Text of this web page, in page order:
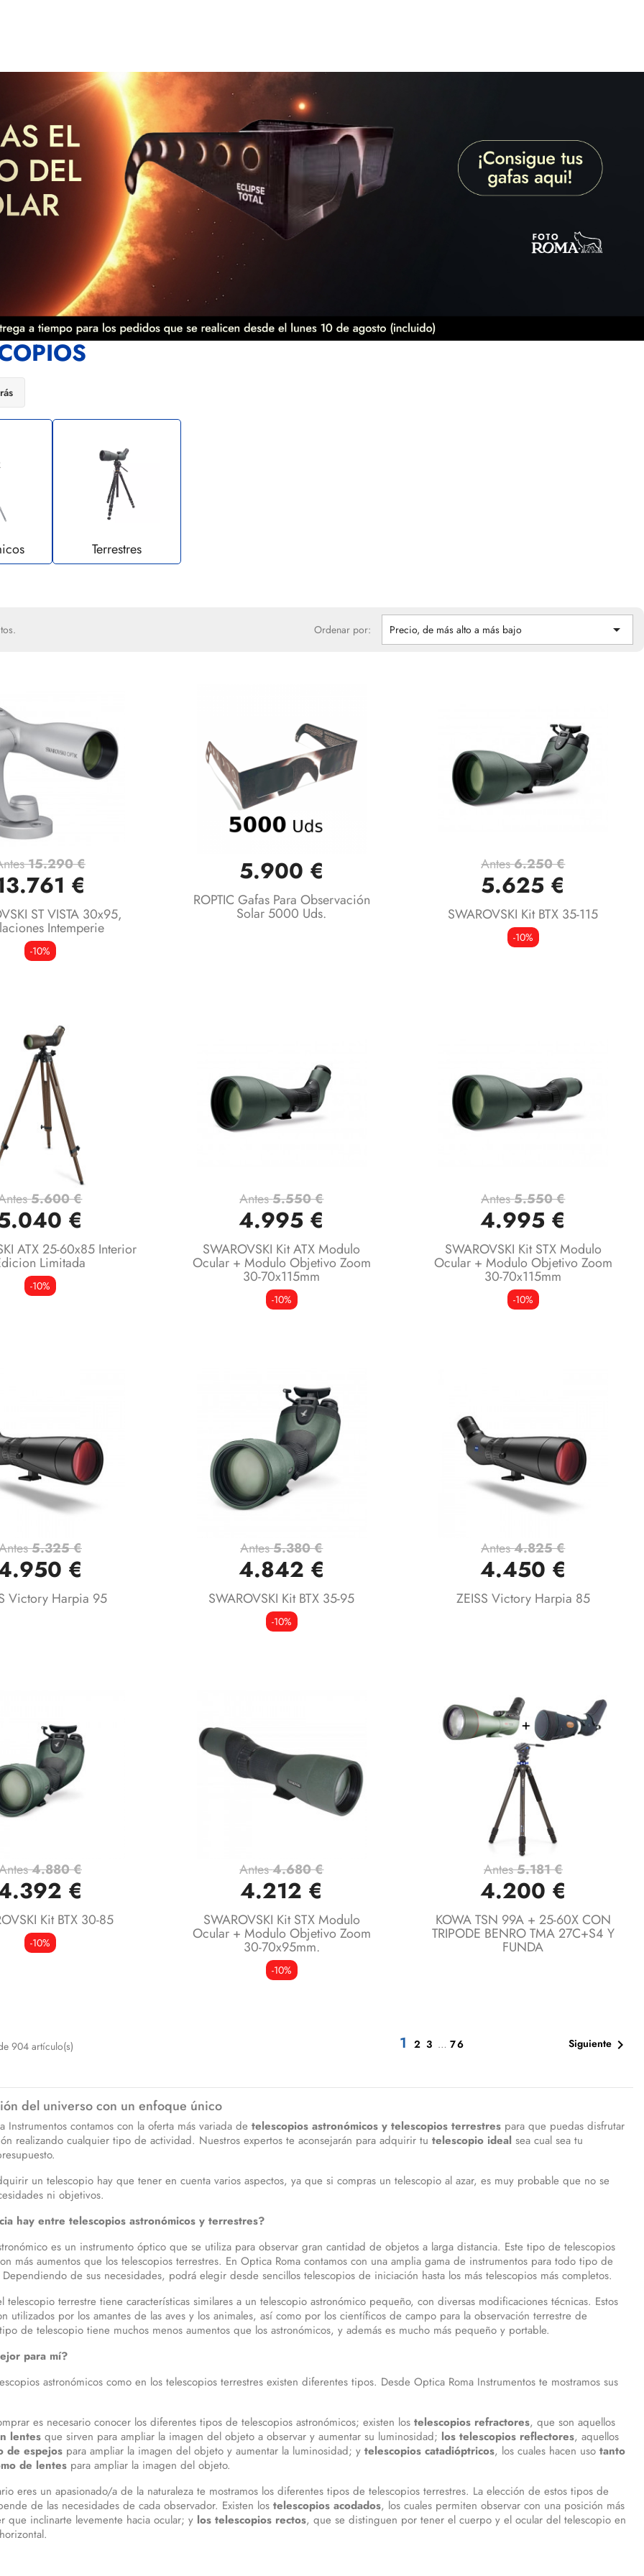
Terrestres
Ordenar por: Precio, de más alto a más bajo 
Vista rápida
15.290 €
€
ST VISTA 30x95,
Intemperie
-10%
 Vista rápida
5.900 €
ROPTIC Gafas Para Observación
Solar 5000 Uds.
Vista rápida
Antes6.250 €
5.625 €
SWAROVSKI Kit BTX 35-115
-10%
Vista rápida
5.600 €
€
ATX 25-60x85 Interior
Limitada
-10%
Vista rápida
Antes5.550 €
4.995 €
SWAROVSKI Kit ATX Modulo
Ocular + Modulo Objetivo Zoom
30-70x115mm
-10%
Vista rápida
Antes5.550 €
4.995 €
SWAROVSKI Kit STX Modulo
Ocular + Modulo Objetivo Zoom
30-70x115mm
-10%
Vista rápida
5.325 €
€
Victory Harpia 95
Vista rápida
Antes5.380 €
4.842 €
SWAROVSKI Kit BTX 35-95
-10%
Vista rápida
Antes4.825 €
4.450 €
ZEISS Victory Harpia 85
Vista rápida
4.880 €
€
Kit BTX 30-85
-10%
Vista rápida
Antes4.680 €
4.212 €
SWAROVSKI Kit STX Modulo
Ocular + Modulo Objetivo Zoom
30-70x95mm.
-10%
Vista rápida
Antes5.181 €
4.200 €
KOWA TSN 99A + 25-60X CON
TRIPODE BENRO TMA 27C+S4 Y
FUNDA
904 artículo(s) 123 … 76 Siguiente
del universo con un enfoque único
Instrumentos contamos con la oferta más variada de telescopios astronómicos y telescopios terrestres para que puedas disfrutar
realizando cualquier tipo de actividad. Nuestros expertos te aconsejarán para adquirir tu telescopio ideal sea cual sea tu
un telescopio hay que tener en cuenta varios aspectos, ya que si compras un telescopio al azar, es muy probable que no se
ni objetivos.
hay entre telescopios astronómicos y terrestres?
es un instrumento óptico que se utiliza para observar gran cantidad de objetos a larga distancia. Este tipo de telescopios
más aumentos que los telescopios terrestres. En Optica Roma contamos con una amplia gama de instrumentos para todo tipo de
de sus necesidades, podrá elegir desde sencillos telescopios de iniciación hasta los más telescopios más completos.
telescopio terrestre tiene características similares a un telescopio astronómico pequeño, con diversas modificaciones técnicas. Estos
utilizados por los amantes de las aves y los animales, así como por los científicos de campo para la observación terrestre de
de telescopio tiene muchos menos aumentos que los astronómicos, y además es mucho más pequeño y portable.
para mí?
astronómicos como en los telescopios terrestres existen diferentes tipos. Desde Optica Roma Instrumentos te mostramos sus
es necesario conocer los diferentes tipos de telescopios astronómicos; existen los telescopios refractores, que son aquellos
lentes que sirven para ampliar la imagen del objeto a observar y aumentar su luminosidad; los telescopios reflectores, aquellos
de espejos para ampliar la imagen del objeto y aumentar la luminosidad; y telescopios catadióptricos, los cuales hacen uso tanto
de lentes para ampliar la imagen del objeto.
eres un apasionado/a de la naturaleza te mostramos los diferentes tipos de telescopios terrestres. La elección de estos tipos de
de las necesidades de cada observador. Existen los telescopios acodados, los cuales permiten observar con una posición más
que inclinarte levemente hacia ocular; y los telescopios rectos, que se distinguen por tener el cuerpo y el ocular del telescopio en